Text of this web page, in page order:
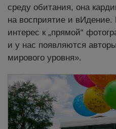
среду обитания, она
на восприятие и вИдение.
интерес к „прямой“
и у нас появляются
мирового уровня».